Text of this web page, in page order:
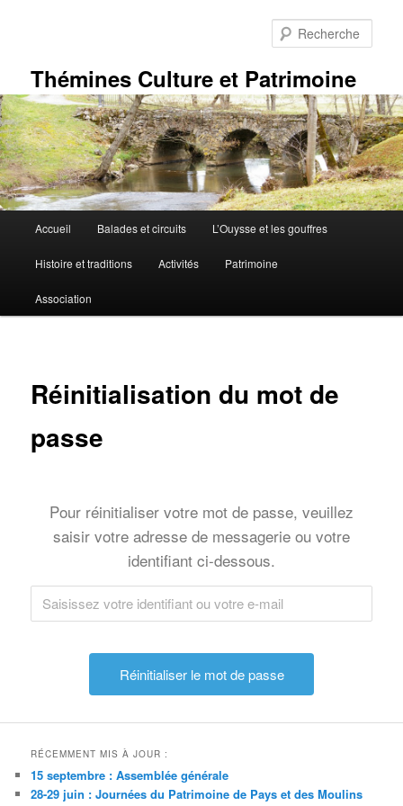
Thémines Culture et Patrimoine
principal
Accueil Balades et circuits L’Ouysse et les gouffres
Histoire et traditions Activités Patrimoine
Association
Réinitialisation du mot de
passe
Pour réinitialiser votre mot de passe, veuillez
saisir votre adresse de messagerie ou votre
identifiant ci-dessous.
RÉCEMMENT MIS À JOUR :
15 septembre : Assemblée générale
28-29 juin : Journées du Patrimoine de Pays et des Moulins